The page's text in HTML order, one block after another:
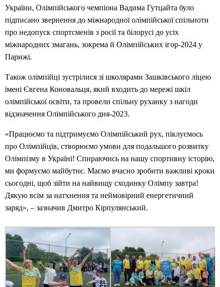
України, Олімпійського чемпіона Вадима Гутцайта було
підписано звернення до міжнародної олімпійської спільноти
про недопуск спортсменів з росії та білорусі до усіх
міжнародних змагань, зокрема й Олімпійських ігор-2024 у
Парижі.
Також олімпійці зустрілися зі школярами Зашківського ліцею
імені Євгена Коновальця, який входить до мережі шкіл
олімпійської освіти, та провели спільну руханку з нагоди
відзначення Олімпійського дня-2023.
«Працюємо та підтримуємо Олімпійський рух, піклуємось
про Олімпійців, створюємо умови для подальшого розвитку
Олімпізму в Україні! Спираючись на нашу спортивну історію,
ми формуємо майбутнє. Маємо вчасно зробити важливі кроки
сьогодні, щоб зійти на найвищу сходинку Олімпу завтра!
Дякую всім за натхнення та неймовірний енергетичний
заряд», – зазначив Дмитро Кірпулянський.